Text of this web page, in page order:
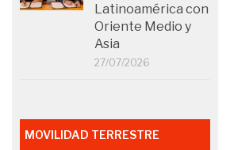
Latinoamérica con
Oriente Medio y
Asia
27/07/2026
MOVILIDAD TERRESTRE